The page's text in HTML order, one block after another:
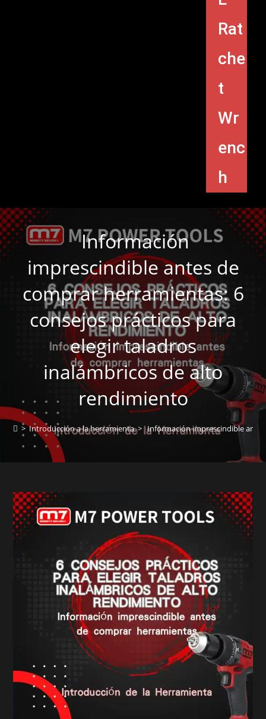
Rat
che
t
Wr
enc
h
Información
imprescindible antes de
comprar herramientas: 6
consejos prácticos para
elegir taladros
inalámbricos de alto
rendimiento
> Introducción a la herramienta > Información imprescindible